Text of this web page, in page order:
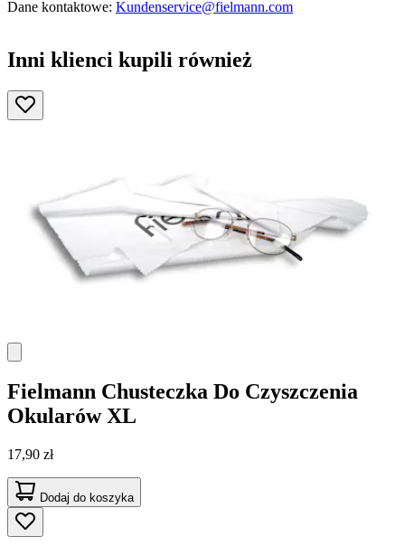
Dane kontaktowe: Kundenservice@fielmann.com
Inni klienci kupili również
Fielmann Chusteczka Do Czyszczenia
Okularów XL
17,90 zł
Dodaj do koszyka